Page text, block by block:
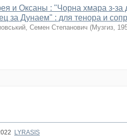
и Оксаны : "Чорна хмара з-за
за Дунаем" : для тенора и
Семен Степанович (Музгиз,
LYRASIS